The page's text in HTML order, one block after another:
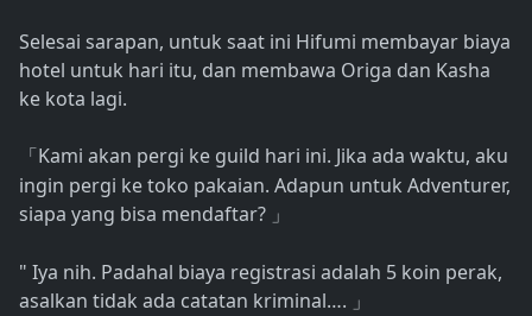
Selesai sarapan, untuk saat ini Hifumi membayar biaya
hotel untuk hari itu, dan membawa Origa dan Kasha
ke kota lagi.
「 Kami akan pergi ke guild hari ini. Jika ada waktu, aku
ingin pergi ke toko pakaian. Adapun untuk Adventurer,
siapa yang bisa mendaftar? 」
" Iya nih. Padahal biaya registrasi adalah 5 koin perak,
asalkan tidak ada catatan kriminal….
」